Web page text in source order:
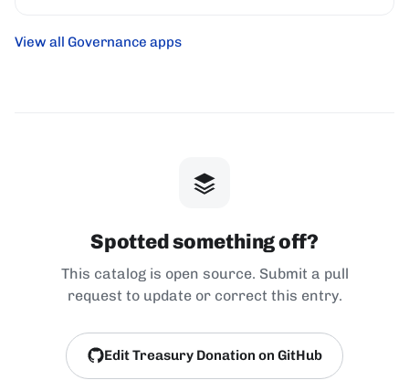
View all Governance apps
Spotted something off?
This catalog is open source. Submit a pull
request to update or correct this entry.
Edit Treasury Donation on GitHub